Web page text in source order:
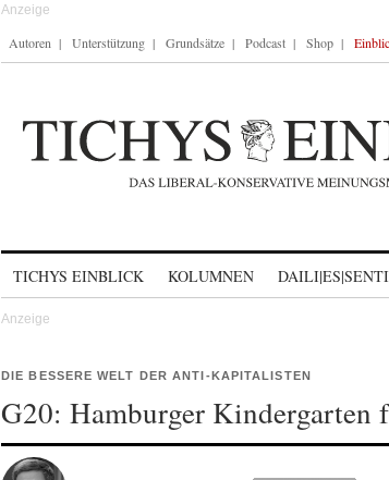
Autoren Unterstützung Grundsätze Podcast Shop
TICHYS EINBLICK KOLUMNEN
DIE BESSERE WELT DER ANTI-KAPITALISTEN
G20: Hamburger Kindergarten